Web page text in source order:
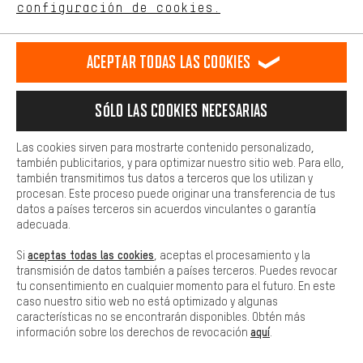
español english Deutsch
RESCINDIR EL CONTRATO Comunidad de Aquisgrán Programa de afiliados
Aviso Legal Protección de datos Condiciones Generales
Plataforma de reportes Reciclaje de baterias
Configuración de las cookies Ajusta el contraste
Todos los precios indicados son en euros e sin MwSt, más
gastos de envío aEstados Unidos.
configuración de cookies.
Más confort
cookies de comodidad, creamos enlaces a plataformas de redes
sociales. Esto nos permite proporcionarle más contenido e
adicionales que le ayudarán a encontrar los productos adecuados.
preguntas de forma rápida y sencilla.
Básica
Las cookies básicas aseguran que puedas usar nuestro sitio web.
Aceptar todas las cookies
Sólo las cookies necesarias
Las cookies sirven para mostrarte contenido personalizado,
también publicitarios, y para optimizar nuestro sitio web. Para ello,
también transmitimos tus datos a terceros que los utilizan y
procesan. Este proceso puede originar una transferencia de tus
datos a países terceros sin acuerdos vinculantes o garantía
adecuada.
Si aceptas todas las cookies , aceptas el procesamiento y la
transmisión de datos también a países terceros. Puedes revocar
tu consentimiento en cualquier momento para el futuro. En este
caso nuestro sitio web no está optimizado y algunas
características no se encontrarán disponibles. Obtén más
información sobre los derechos de revocación aquí.